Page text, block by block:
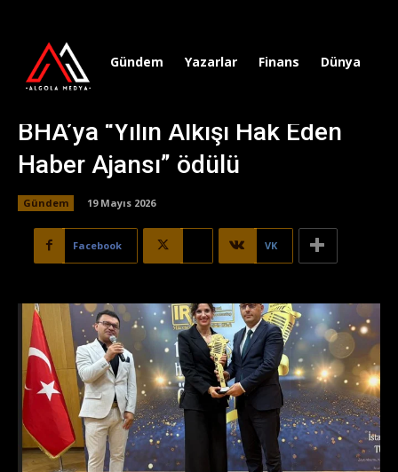
Gündem Yazarlar Finans Dünya
BHA’ya “Yılın Alkışı Hak Eden
Haber Ajansı” ödülü
Gündem 19 Mayıs 2026
Facebook VK